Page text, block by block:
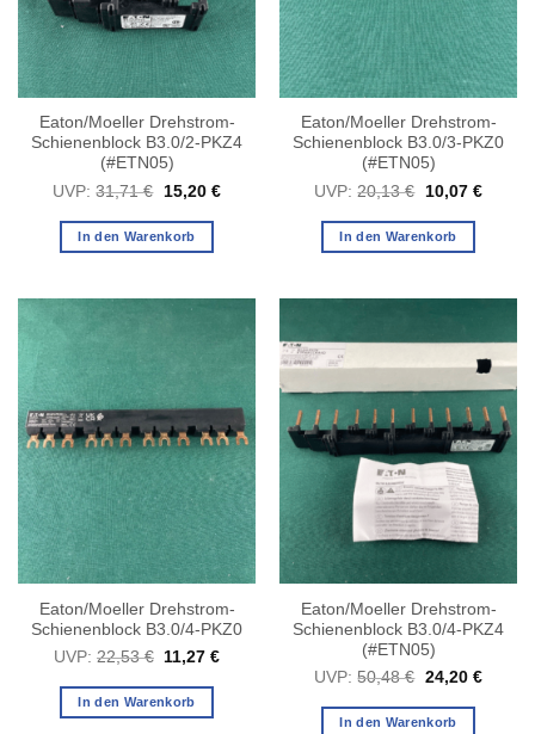
Eaton/Moeller Drehstrom-
Schienenblock B3.0/2-PKZ4
(#ETN05)
UVP: 31,71€
Ursprünglicher
war:
31,71 €
15,20 €Aktueller
In den Warenkorb
Eaton/Moeller Drehstrom-
Schienenblock B3.0/3-PKZ0
(#ETN05)
UVP: 20,13€
Ursprünglicher
war:
20,13 €
10,07 €
In den Warenkorb
Eaton/Moeller Drehstrom-
Schienenblock B3.0/4-PKZ0
UVP: 22,53€
Ursprünglicher
war:
22,53 €
11,27€Aktueller
In den Warenkorb
Eaton/Moeller Drehstrom-
Schienenblock B3.0/4-PKZ4
(#ETN05)
UVP: 50,48€ Ursprünglicher
war:
50,48 €
24,20 €
In den Warenkorb